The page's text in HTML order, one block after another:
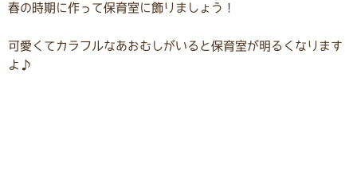
春の時期に作って保育室に飾りましょう！
可愛くてカラフルなあおむしがいると保育室が明るくなります
よ♪